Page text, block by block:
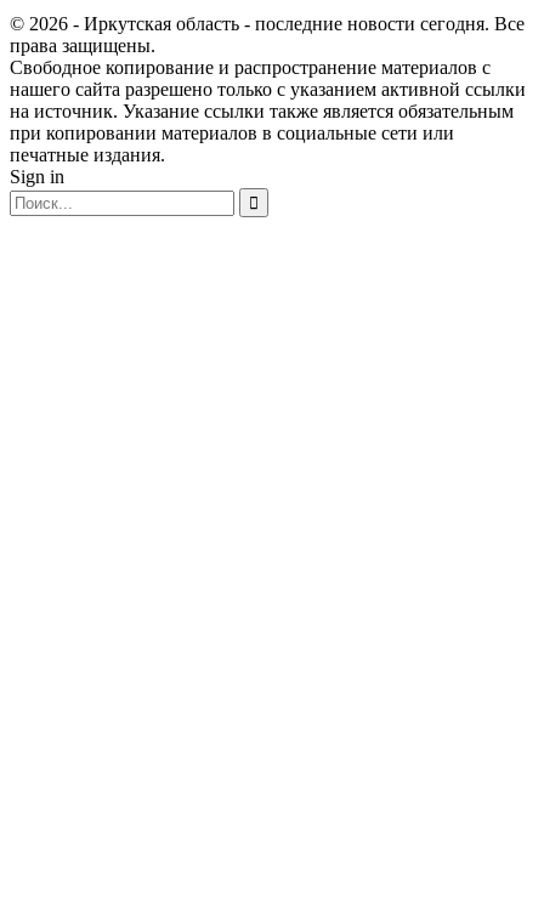
© 2026 - Иркутская область - последние новости сегодня. Все
права защищены.
Свободное копирование и распространение материалов с
нашего сайта разрешено только с указанием активной ссылки
на источник. Указание ссылки также является обязательным
при копировании материалов в социальные сети или
печатные издания.
Sign in